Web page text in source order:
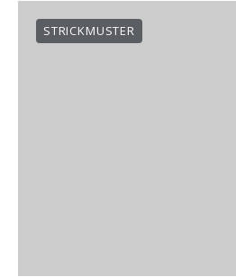
STRICKMUSTER